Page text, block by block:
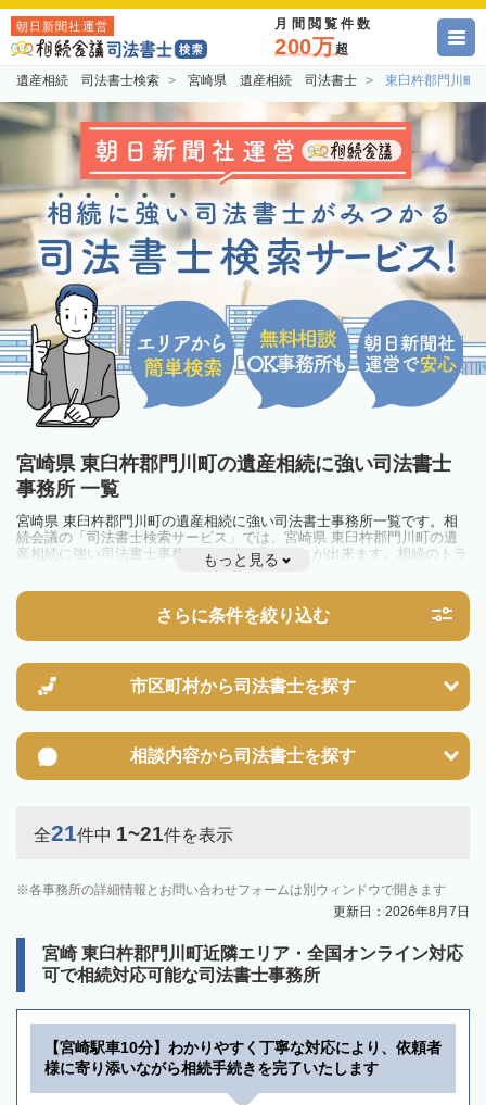
朝日新聞社運営 月間閲覧件数
200万超
遺産相続 司法書士検索 宮崎県 遺産相続 司法書士 東臼杵郡門川
宮崎県 東臼杵郡門川町の遺産相続に強い司法書士
事務所 一覧
宮崎県 東臼杵郡門川町の遺産相続に強い司法書士事務所一覧です。相
続会議の「司法書士検索サービス」では、宮崎県 東臼杵郡門川町の遺
産相続に強い司法書士事務所を一覧で見ることが出来ます。相続のトラ
ブルやお悩みを抱えている方は一度近隣の司法書士に相談してみましょ
もっと見る
さらに条件を絞り込む
市区町村から司法書士を探す
相談内容から司法書士を探す
全21件中 1~21件を表示
各事務所の詳細情報とお問い合わせフォームは別ウィンドウで開きます
更新日：2026年8月7日
宮崎 東臼杵郡門川町近隣エリア・全国オンライン対応
可で相続対応可能な司法書士事務所
【宮崎駅車10分】わかりやすく丁寧な対応により、依頼者
様に寄り添いながら相続手続きを完了いたします